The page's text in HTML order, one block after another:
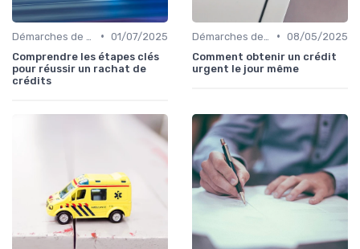
• 01/07/2025
Comprendre les étapes clés
pour réussir un rachat de
crédits
• 08/05/2025
Comment obtenir un crédit
urgent le jour même